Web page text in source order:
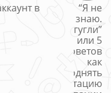
в
“Я не
знаю.
Погугли”
или 5
советов
как
поднять
репутацию